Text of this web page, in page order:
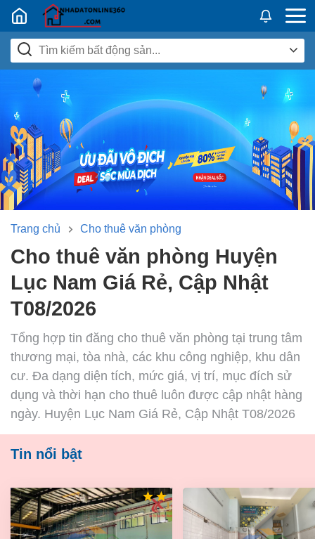
Nhadatban24h.vn
Trang chủ Cho thuê văn phòng
Cho thuê văn phòng Huyện
Lục Nam Giá Rẻ, Cập Nhật
T08/2026
Tổng hợp tin đăng cho thuê văn phòng tại trung tâm
thương mại, tòa nhà, các khu công nghiệp, khu dân
cư. Đa dạng diện tích, mức giá, vị trí, mục đích sử
dụng và thời hạn cho thuê luôn được cập nhật hàng
ngày. Huyện Lục Nam Giá Rẻ, Cập Nhật T08/2026
Tin nổi bật